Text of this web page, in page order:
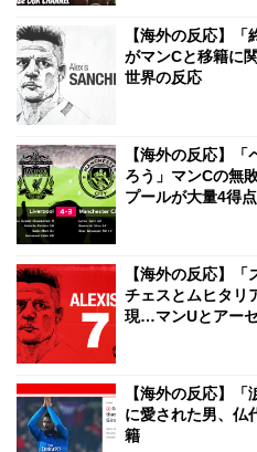
【海外の反応】
がマンCと移籍に
世界の反応
【海外の反応】
ろう」マンCの無
プールが大量4得
【海外の反応】
チェスとムヒタリ
現…マンUとアー
【海外の反応】
に愛された男、仏
籍